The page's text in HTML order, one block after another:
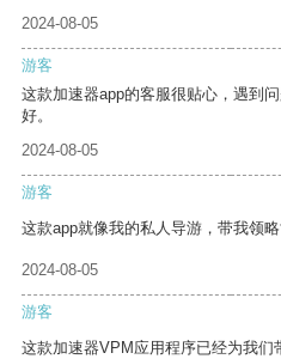
2024-08-05
游客
这款加速器app的客服很贴心，遇到
好。
2024-08-05
游客
这款app就像我的私人导游，带我领略
2024-08-05
游客
这款加速器VPM应用程序已经为我们